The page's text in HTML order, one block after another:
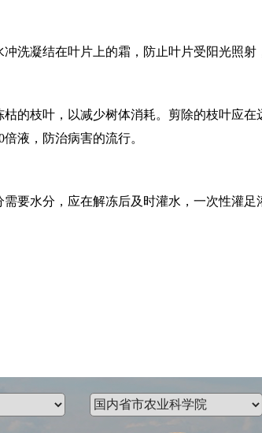
洗凝结在叶片上的霜，防止叶片受阳光照射
的枝叶，以减少树体消耗。剪除的枝叶应
液，防治病害的流行。
要水分，应在解冻后及时灌水，一次性灌